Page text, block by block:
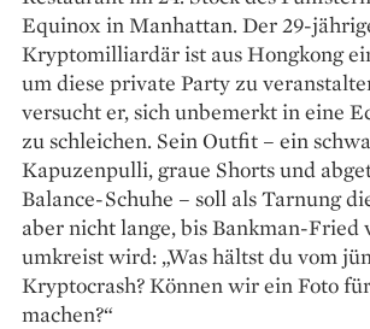
Equinox in Manhattan. Der 29-­
Kryptomilliardär ist aus Hongkong
um diese private Party zu
versucht er, sich unbemerkt in eine
zu schleichen. Sein Out­fit – ein
Kapuzenpulli, graue Shorts und
Balance-Schuhe – soll als Tarnung
aber nicht lange, bis Bankman-Fried
umkreist wird: „Was hältst du vom
Kryptocrash? Können wir ein Foto
machen?“